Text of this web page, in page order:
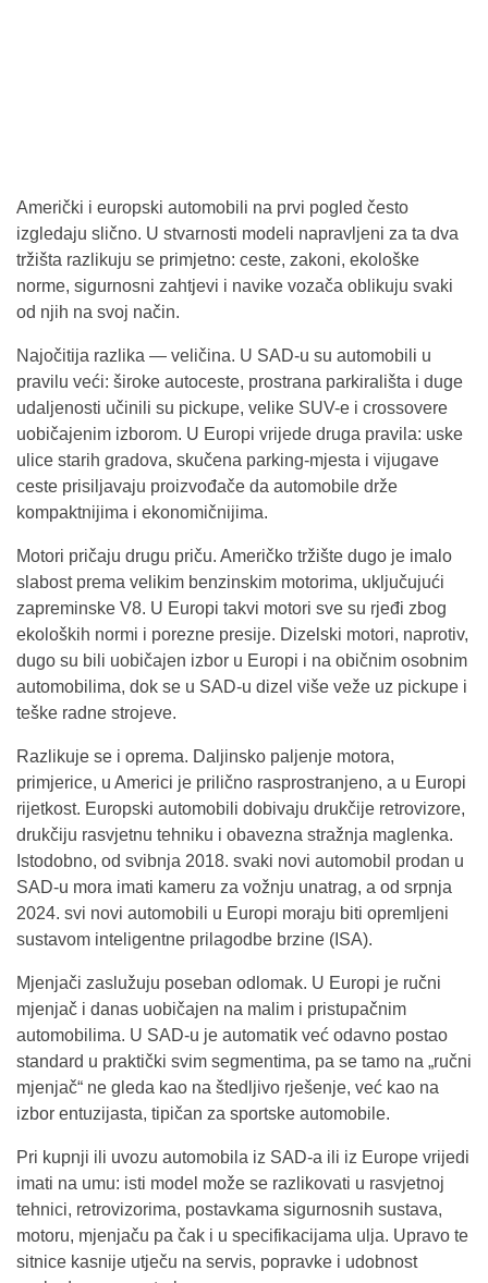
Američki i europski automobili na prvi pogled često
izgledaju slično. U stvarnosti modeli napravljeni za ta dva
tržišta razlikuju se primjetno: ceste, zakoni, ekološke
norme, sigurnosni zahtjevi i navike vozača oblikuju svaki
od njih na svoj način.
Najočitija razlika — veličina. U SAD-u su automobili u
pravilu veći: široke autoceste, prostrana parkirališta i duge
udaljenosti učinili su pickupe, velike SUV-e i crossovere
uobičajenim izborom. U Europi vrijede druga pravila: uske
ulice starih gradova, skučena parking-mjesta i vijugave
ceste prisiljavaju proizvođače da automobile drže
kompaktnijima i ekonomičnijima.
Motori pričaju drugu priču. Američko tržište dugo je imalo
slabost prema velikim benzinskim motorima, uključujući
zapreminske V8. U Europi takvi motori sve su rjeđi zbog
ekoloških normi i porezne presije. Dizelski motori, naprotiv,
dugo su bili uobičajen izbor u Europi i na običnim osobnim
automobilima, dok se u SAD-u dizel više veže uz pickupe i
teške radne strojeve.
Razlikuje se i oprema. Daljinsko paljenje motora,
primjerice, u Americi je prilično rasprostranjeno, a u Europi
rijetkost. Europski automobili dobivaju drukčije retrovizore,
drukčiju rasvjetnu tehniku i obavezna stražnja maglenka.
Istodobno, od svibnja 2018. svaki novi automobil prodan u
SAD-u mora imati kameru za vožnju unatrag, a od srpnja
2024. svi novi automobili u Europi moraju biti opremljeni
sustavom inteligentne prilagodbe brzine (ISA).
Mjenjači zaslužuju poseban odlomak. U Europi je ručni
mjenjač i danas uobičajen na malim i pristupačnim
automobilima. U SAD-u je automatik već odavno postao
standard u praktički svim segmentima, pa se tamo na „ručni
mjenjač“ ne gleda kao na štedljivo rješenje, već kao na
izbor entuzijasta, tipičan za sportske automobile.
Pri kupnji ili uvozu automobila iz SAD-a ili iz Europe vrijedi
imati na umu: isti model može se razlikovati u rasvjetnoj
tehnici, retrovizorima, postavkama sigurnosnih sustava,
motoru, mjenjaču pa čak i u specifikacijama ulja. Upravo te
sitnice kasnije utječu na servis, popravke i udobnost